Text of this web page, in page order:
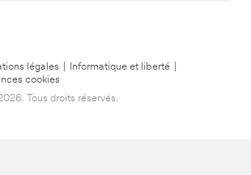
légales Informatique et liberté
cookies
Tous droits réservés.